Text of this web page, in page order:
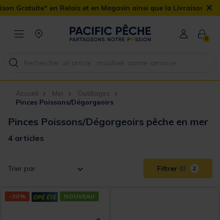
Gratuite* en Relais et en Magasin ainsi que la Livraison ×
0
Accueil Mer
Outillages
Pinces Poissons/Dégorgeoirs
Pinces Poissons/Dégorgeoirs pêche en mer
4 articles
Trier par Filtrer 2
-30% NOUVEAU